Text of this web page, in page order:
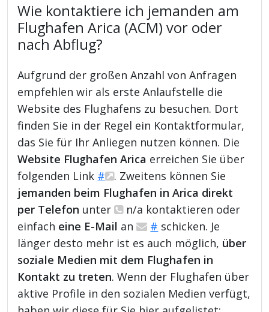
Wie kontaktiere ich jemanden am
Flughafen Arica (ACM) vor oder
nach Abflug?
Aufgrund der großen Anzahl von Anfragen
empfehlen wir als erste Anlaufstelle die
Website des Flughafens zu besuchen. Dort
finden Sie in der Regel ein Kontaktformular,
das Sie für Ihr Anliegen nutzen können. Die
Website Flughafen Arica erreichen Sie über
folgenden Link #
. Zweitens können Sie
jemanden beim Flughafen in Arica direkt
per Telefon unter
n/a kontaktieren oder
einfach eine E-Mail an # schicken. Je
länger desto mehr ist es auch möglich, über
soziale Medien mit dem Flughafen in
Kontakt zu treten. Wenn der Flughafen über
aktive Profile in den sozialen Medien verfügt,